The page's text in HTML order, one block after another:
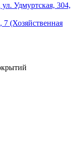
Удмуртская, 304,
(Хозяйственная